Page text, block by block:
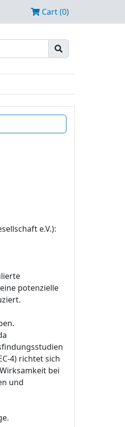
Cart (0)
e.V.):
potenzielle
4) richtet sich
bei
und